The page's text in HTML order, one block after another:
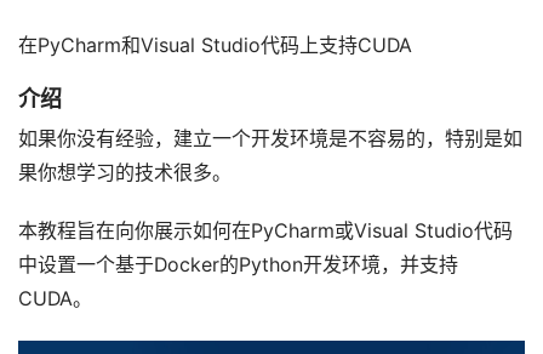
在PyCharm和Visual Studio代码上支持CUDA
介绍
如果你没有经验，建立一个开发环境是不容易的，特别是如
果你想学习的技术很多。
本教程旨在向你展示如何在PyCharm或Visual Studio代码
中设置一个基于Docker的Python开发环境，并支持
CUDA。